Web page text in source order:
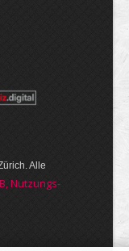
Alle
Nut­zungs­